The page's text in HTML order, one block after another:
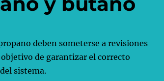
deben someterse a revisiones
de garantizar el correcto
sistema.